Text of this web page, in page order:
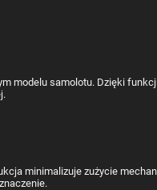
modelu samolotu. Dzięki
minimalizuje zużycie